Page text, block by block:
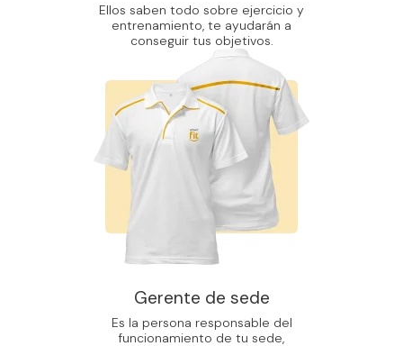
Ellos saben todo sobre ejercicio y
entrenamiento, te ayudarán a
conseguir tus objetivos.
Gerente de sede
Es la persona responsable del
funcionamiento de tu sede,